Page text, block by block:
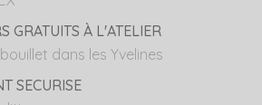
GRATUITS À L'ATELIER
dans les Yvelines
SECURISE